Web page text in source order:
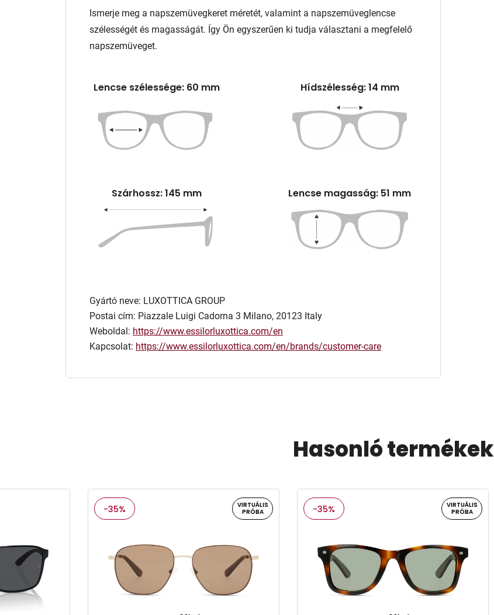
Ismerje meg a napszemüvegkeret méretét, valamint a napszemüveglencse
szélességét és magasságát. Így Ön egyszerűen ki tudja választani a megfelelő
napszemüveget.
Lencse szélessége: 60 mm Hídszélesség: 14 mm
Szárhossz: 145 mm Lencse magasság: 51 mm
Gyártó neve: LUXOTTICA GROUP
Postai cím: Piazzale Luigi Cadorna 3 Milano, 20123 Italy
Weboldal: https://www.essilorluxottica.com/en
Kapcsolat: https://www.essilorluxottica.com/en/brands/customer-care
Hasonló termékek
-35%
VIRTUÁLIS
PRÓBA
-35%
VIRTUÁLIS
PRÓBA